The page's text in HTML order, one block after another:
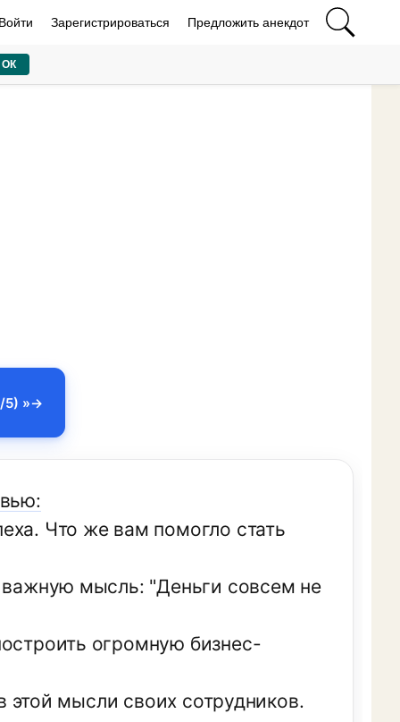
Зарегистрироваться Предложить анекдот
5) »
Что же вам помогло стать
мысль: "Деньги совсем не
огромную бизнес-
этой мысли своих сотрудников.
ОК